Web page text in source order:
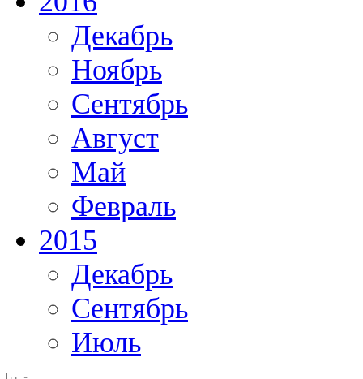
Декабрь
Ноябрь
Сентябрь
Август
Май
Февраль
2015
Декабрь
Сентябрь
Июль